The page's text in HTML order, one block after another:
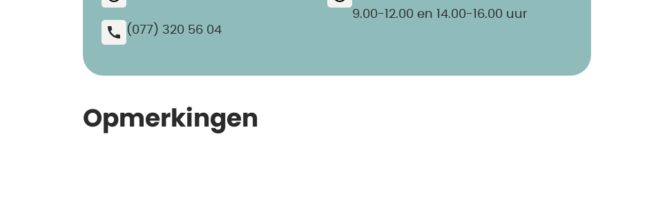
(077) 320 56 04
9.00-12.00 en 14.00-16.00 uur
Opmerkingen